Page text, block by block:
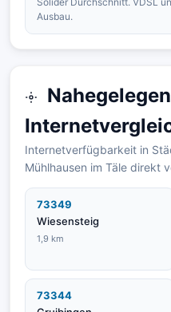
Ausbau.
Internetverfügbarkeit in
Mühlhausen im Täle direkt
73349
Wiesensteig
1,9 km
73344